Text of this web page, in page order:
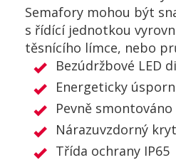
Semafory mohou být
s řídící jednotkou
těsnícího límce, nebo
Bezúdržbové LED
Energeticky
Pevně smontováno
Nárazuvzdorný kryt
Třída ochrany IP65